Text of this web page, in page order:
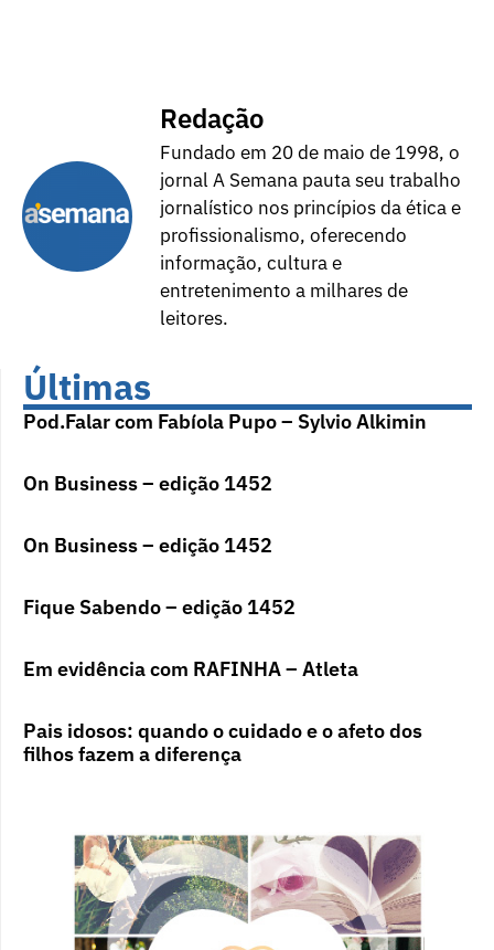
Redação
Fundado em 20 de maio de 1998, o
jornal A Semana pauta seu trabalho
jornalístico nos princípios da ética e
profissionalismo, oferecendo
informação, cultura e
entretenimento a milhares de
leitores.
Últimas
Pod.Falar com Fabíola Pupo – Sylvio Alkimin
On Business – edição 1452
On Business – edição 1452
Fique Sabendo – edição 1452
Em evidência com RAFINHA – Atleta
Pais idosos: quando o cuidado e o afeto dos
filhos fazem a diferença